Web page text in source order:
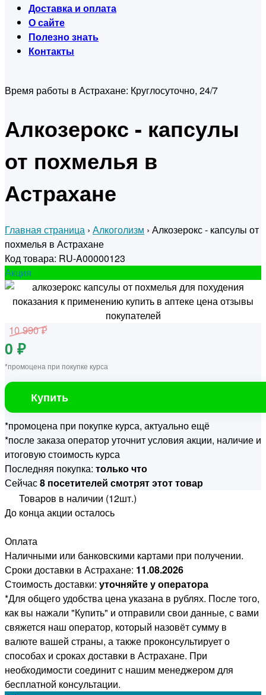
Доставка и оплата
О сайте
Полезно знать
Контакты
Время работы в Астрахане: Круглосуточно, 24/7
Алкозерокс - капсулы
от похмелья в
Астрахане
Главная страница › Алкоголизм › Алкозерокс - капсулы от
похмелья в Астрахане
Код товара: RU-A00000123
Акция
10 990 ₽
0 ₽
*промоцена при покупке курса
Купить
*промоцена при покупке курса, актуально ещё
*после заказа оператор уточнит условия акции, наличие и
итоговую стоимость курса
Последняя покупка: только что
Сейчас8 посетителей смотрят этот товар
Товаров в наличии (12шт.)
До конца акции осталось
Оплата
Наличными или банковскими картами при получении.
Сроки доставки в Астрахане: 11.08.2026
Стоимость доставки: уточняйте у оператора
*Для общего удобства цена указана в рублях. После того,
как вы нажали "Купить" и отправили свои данные, с вами
свяжется наш оператор, который назовёт сумму в
валюте вашей страны, а также проконсультирует о
способах и сроках доставки в Астрахане. При
необходимости соединит с нашим менеджером для
бесплатной консультации.